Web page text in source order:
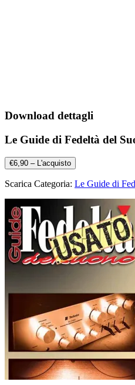
Download dettagli
Le Guide di Fedeltà del
€6,90 – L'acquisto
Scarica Categoria: Le Guide di